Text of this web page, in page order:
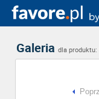
Galeria dla produktu: